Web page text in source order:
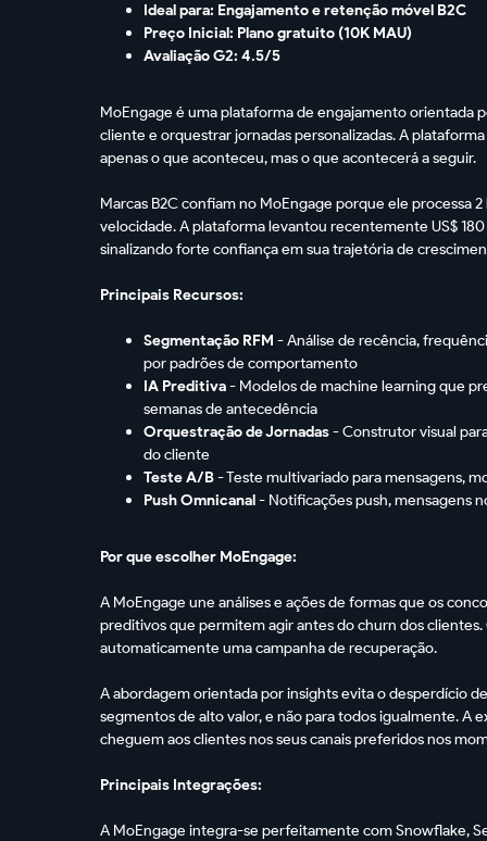
Ideal para: Engajamento e retenção móvel B2C
Preço Inicial: Plano gratuito (10K MAU)
Avaliação G2: 4.5/5
MoEngage é uma plataforma de engajamento orientada
cliente e orquestrar jornadas personalizadas. A
apenas o que aconteceu, mas o que acontecerá a seguir.
Marcas B2C confiam no MoEngage porque ele processa
velocidade. A plataforma levantou recentemente US$
sinalizando forte confiança em sua trajetória de
Principais Recursos:
Segmentação RFM - Análise de recência,
por padrões de comportamento
IA Preditiva- Modelos de machine learning que
semanas de antecedência
Orquestração de Jornadas- Construtor visual
do cliente
Teste A/B- Teste multivariado para mensagens,
Push Omnicanal- Notificações push, mensagens
Por que escolher MoEngage:
A MoEngage une análises e ações de formas que os
preditivos que permitem agir antes do churn dos
automaticamente uma campanha de recuperação.
A abordagem orientada por insights evita o desperdício
segmentos de alto valor, e não para todos igualmente. A
cheguem aos clientes nos seus canais preferidos nos
Principais Integrações:
A MoEngage integra-se perfeitamente com Snowflake,